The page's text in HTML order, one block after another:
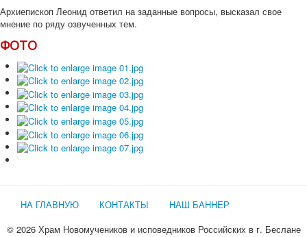
Архиепископ Леонид ответил на заданные вопросы, высказал свое
мнение по ряду озвученных тем.
ФОТО
НА ГЛАВНУЮ КОНТАКТЫ
НАШ БАННЕР
© 2026 Храм Новомучеников и исповедников Российских в г. Беслане